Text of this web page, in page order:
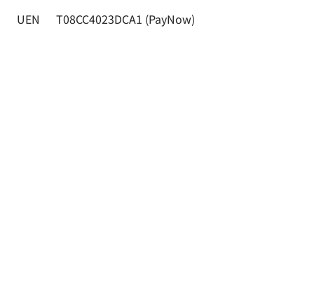
UEN T08CC4023DCA1 (PayNow)